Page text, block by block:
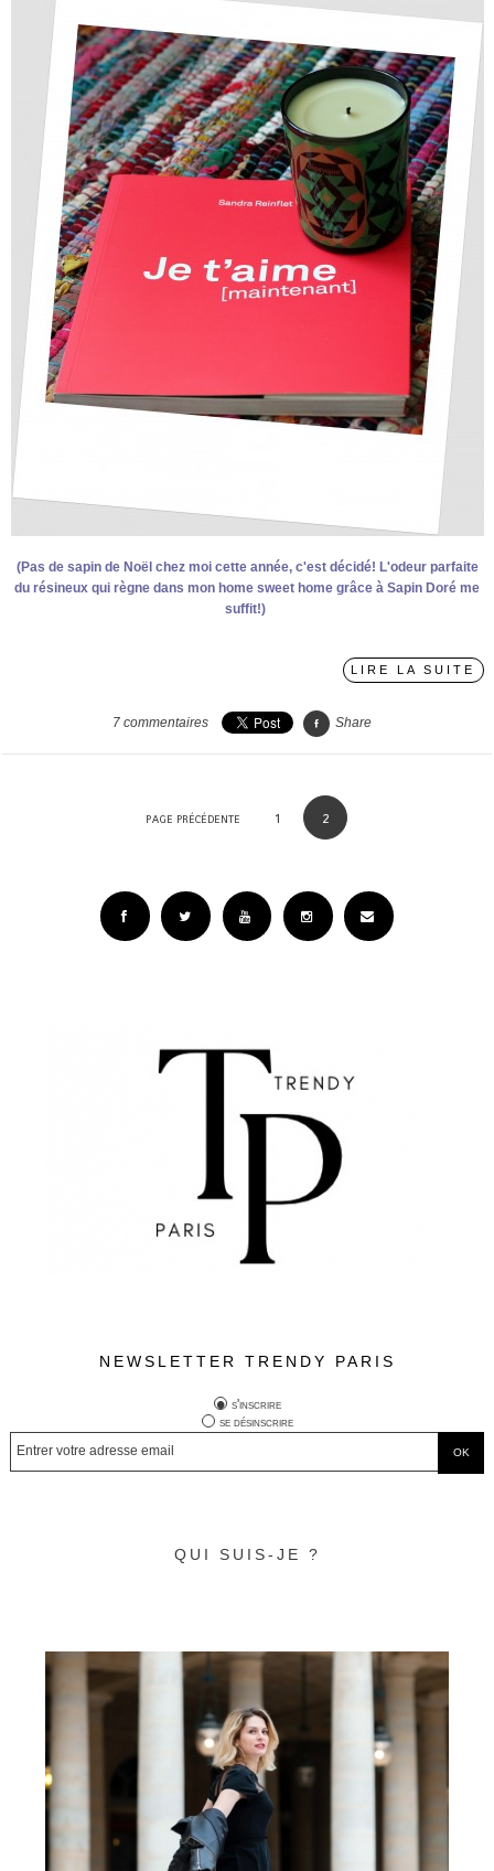
(Pas de sapin de Noël chez moi cette année, c'est décidé! L'odeur parfaite
du résineux qui règne dans mon home sweet home grâce à Sapin Doré me
suffit!)
LIRE LA SUITE
7 commentaires Share
PAGE PRÉCÉDENTE 1 2
NEWSLETTER TRENDY PARIS
s'inscrire
se désinscrire
QUI SUIS-JE ?